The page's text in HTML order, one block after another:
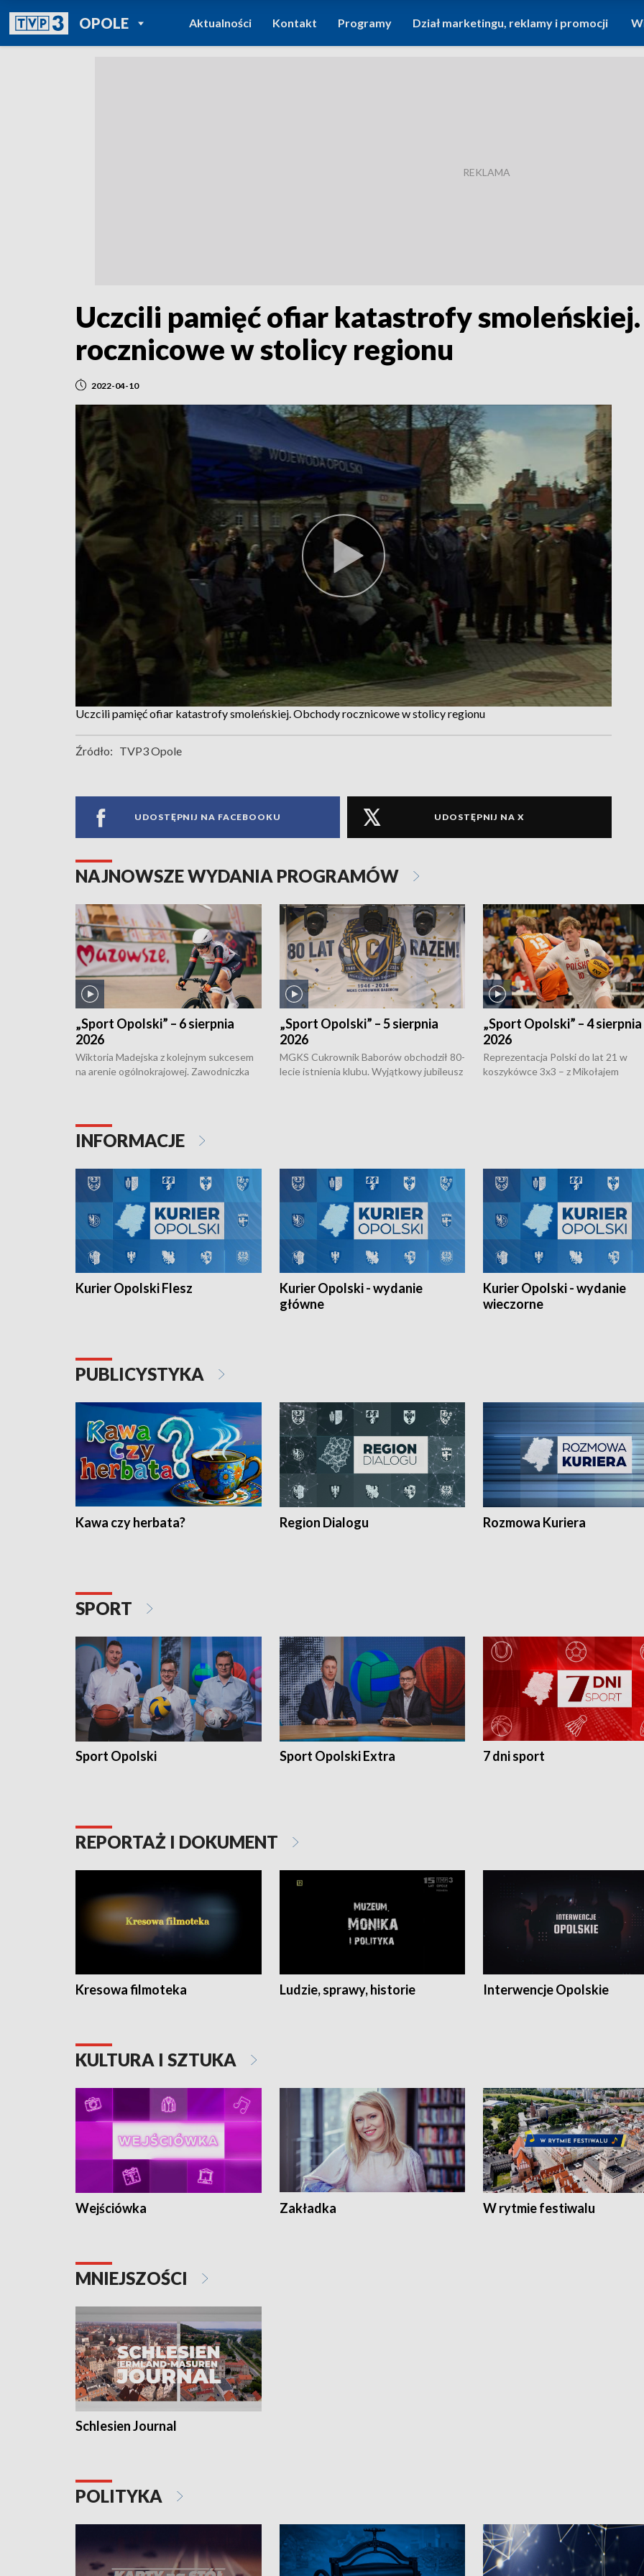
OPOLEPOWRÓT DO
TVP REGIONY
Aktualności Kontakt Programy Dział marketingu, reklamy i promocji
Uczcili pamięć ofiar katastrofy
rocznicowe w stolicy regionu
2022-04-10
Uczcili pamięć ofiar katastrofy smoleńskiej. Obchody rocznicowe w stolicy regionu
Źródło: TVP3 Opole
UDOSTĘPNIJ NA FACEBOOKU UDOSTĘPNIJ NA X
NAJNOWSZE WYDANIA PROGRAMÓW
„Sport Opolski” – 6 sierpnia
2026
Wiktoria Madejska z kolejnym sukcesem
na arenie ogólnokrajowej. Zawodniczka
torowym.
„Sport Opolski” – 5 sierpnia
2026
MGKS Cukrownik Baborów obchodził 80-
lecie istnienia klubu. Wyjątkowy jubileusz
„Sport Opolski” – 4 sierpnia
2026
Reprezentacja Polski do lat 21 w
koszykówce 3x3 – z Mikołajem
INFORMACJE
Kurier Opolski Flesz
Kurier Opolski - wydanie
główne
Kurier Opolski - wydanie
wieczorne
PUBLICYSTYKA
Kawa czy herbata? Region Dialogu Rozmowa Kuriera
SPORT
Sport Opolski Sport Opolski Extra 7 dni sport
REPORTAŻ I DOKUMENT
Kresowa filmoteka Ludzie, sprawy, historie Interwencje Opolskie
KULTURA I SZTUKA
Wejściówka Zakładka W rytmie festiwalu
MNIEJSZOŚCI
Schlesien Journal
POLITYKA